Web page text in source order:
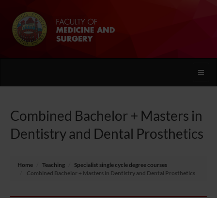
Toggle
Combined Bachelor + Masters in
Dentistry and Dental Prosthetics
Home Teaching
Specialist single cycle degree courses
Combined Bachelor + Masters in Dentistry and Dental Prosthetics